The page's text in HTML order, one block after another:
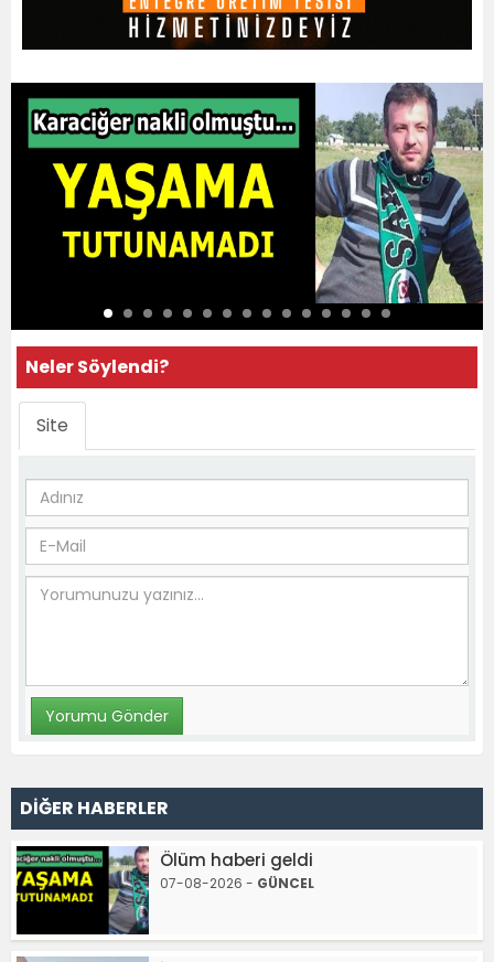
Neler Söylendi?
Site
DİĞER HABERLER
Ölüm haberi geldi
07-08-2026 - GÜNCEL